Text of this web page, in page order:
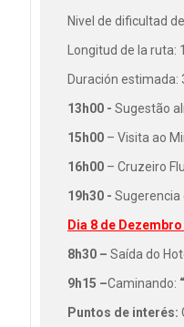
Nivel de dificultad
Longitud de la
Duración estimada:
13h00 - Sugestão
15h00 – Visita ao
16h00 – Cruzeiro
19h30 - Sugerencia
Dia 8 de
8h30 – Saída do
9h15 –Caminando:
Puntos de interés: